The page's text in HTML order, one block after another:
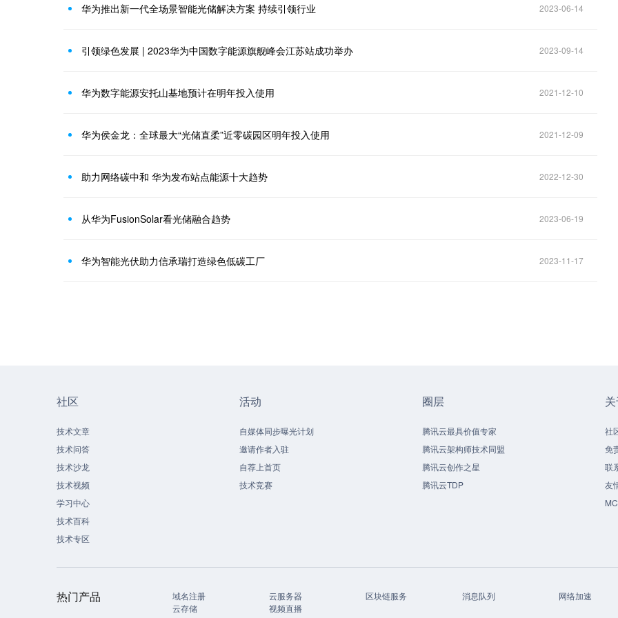
华为推出新一代全场景智能光储解决方案 持续引领行业 2023-06-14
引领绿色发展 | 2023华为中国数字能源旗舰峰会江苏站成功举办 2023-09-14
华为数字能源安托山基地预计在明年投入使用 2021-12-10
华为侯金龙：全球最大“光储直柔”近零碳园区明年投入使用 2021-12-09
助力网络碳中和 华为发布站点能源十大趋势 2022-12-30
从华为FusionSolar看光储融合趋势 2023-06-19
华为智能光伏助力信承瑞打造绿色低碳工厂 2023-11-17
社区
技术文章
技术问答
技术沙龙
技术视频
学习中心
技术百科
技术专区
活动
自媒体同步曝光计划
邀请作者入驻
自荐上首页
技术竞赛
圈层
腾讯云最具价值专家
腾讯云架构师技术同盟
腾讯云创作之星
腾讯云TDP
社
免
联
友
热门产品 域名注册 云服务器 区块链服务 消息队列
网络加速
云存储
视频直播